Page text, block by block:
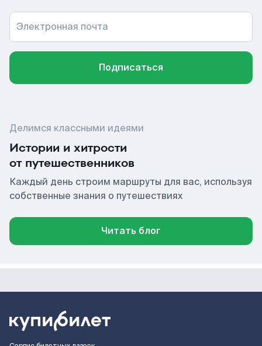
Электронная почта
Подписаться
Делимся классными идеями
Истории и хитрости
от путешественников
Каждый день строим маршруты для вас, используя
собственные знания о путешествиях
Читать блог